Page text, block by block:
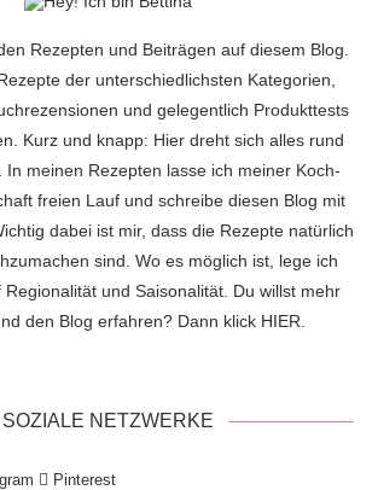
Rezepten und Beiträgen auf diesem Blog.
der unterschiedlichsten Kategorien,
und gelegentlich Produkttests
Kurz und knapp: Hier dreht sich alles rund
In meinen Rezepten lasse ich meiner Koch-
freien Lauf und schreibe diesen Blog mit
dabei ist mir, dass die Rezepte natürlich
sind. Wo es möglich ist, lege ich
und Saisonalität. Du willst mehr
den Blog erfahren? Dann klick HIER
SOZIALE NETZWERKE
Pinterest